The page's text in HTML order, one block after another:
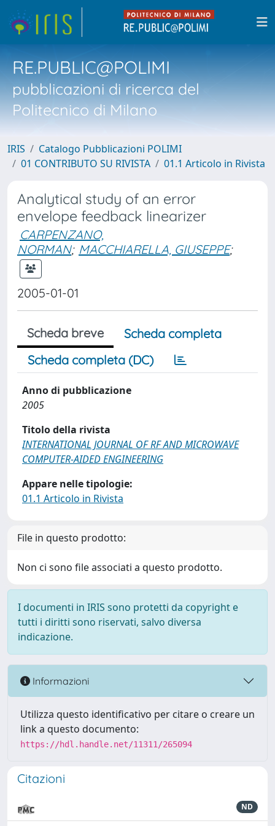
RE.PUBLIC@POLIMI
pubblicazioni di ricerca del
Politecnico di Milano
IRIS
Catalogo Pubblicazioni POLIMI
01 CONTRIBUTO SU RIVISTA
01.1 Articolo in Rivista
Analytical study of an error
envelope feedback linearizer
CARPENZANO,
NORMAN; MACCHIARELLA, GIUSEPPE;
2005-01-01
Scheda breve
Scheda completa
Scheda completa (DC)
Anno di pubblicazione
2005
Titolo della rivista
INTERNATIONAL JOURNAL OF RF AND MICROWAVE
COMPUTER-AIDED ENGINEERING
Appare nelle tipologie:
01.1 Articolo in Rivista
File in questo prodotto:
Non ci sono file associati a questo prodotto.
I documenti in IRIS sono protetti da copyright e
tutti i diritti sono riservati, salvo diversa
indicazione.
Informazioni
Utilizza questo identificativo per citare o creare un
link a questo documento:
https://hdl.handle.net/11311/265094
Citazioni
ND